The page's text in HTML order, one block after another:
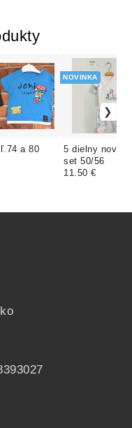
a 80
5 dielny
set 50/56
NOVINKA
11.50 €